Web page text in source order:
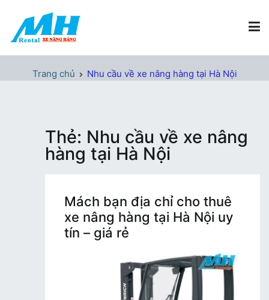
nội
Xe Nâng Hàng MH Rental
Trang chủ Nhu cầu về xe nâng hàng tại Hà Nội
Thẻ: Nhu cầu về xe nâng
hàng tại Hà Nội
Mách bạn địa chỉ cho thuê
xe nâng hàng tại Hà Nội uy
tín – giá rẻ